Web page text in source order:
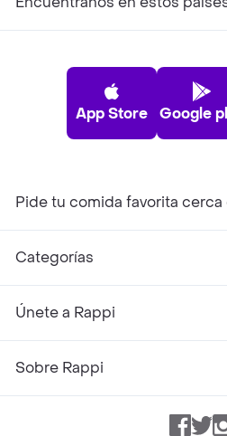
App Store Google
Pide tu comida favorita cerca
Categorías
Únete a Rappi
Sobre Rappi